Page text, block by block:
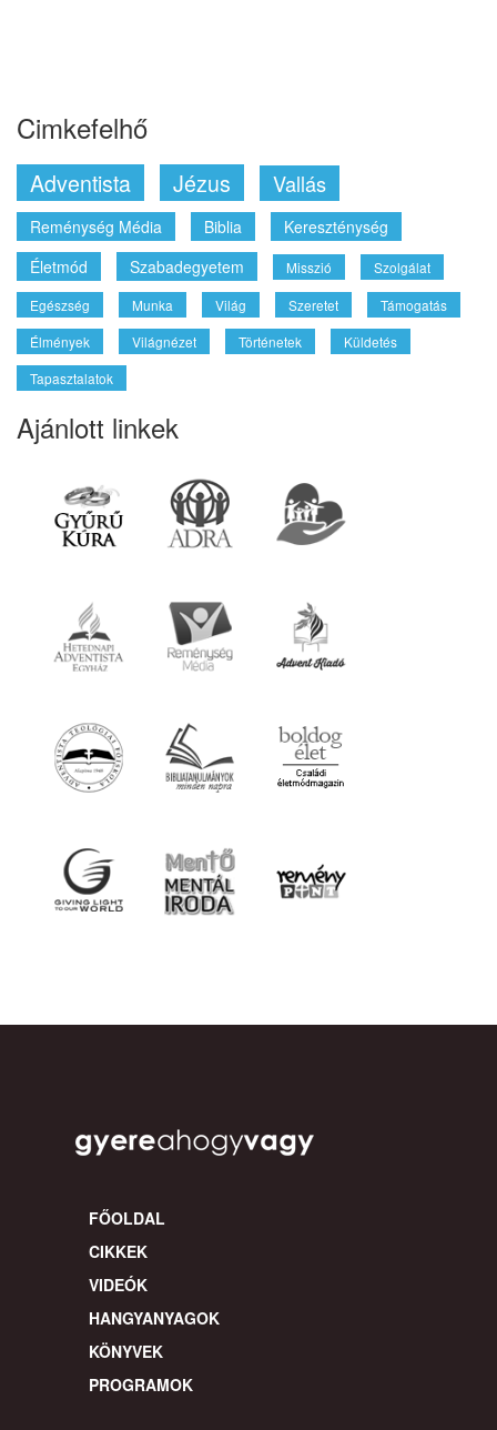
Cimkefelhő
Adventista Jézus Vallás
Reménység Média Biblia
Kereszténység
Életmód
Szabadegyetem Misszió
Szolgálat
Egészség
Munka Világ Szeretet
Támogatás
Élmények
Világnézet Történetek
Küldetés
Tapasztalatok
Ajánlott linkek
FŐOLDAL
CIKKEK
VIDEÓK
HANGYANYAGOK
KÖNYVEK
PROGRAMOK